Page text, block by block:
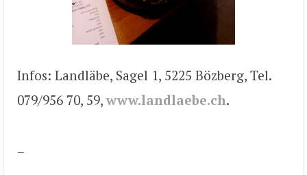
Infos: Landläbe, Sagel 1, 5225 Bözberg, Tel.
079/956 70, 59, www.landlaebe.ch.
–